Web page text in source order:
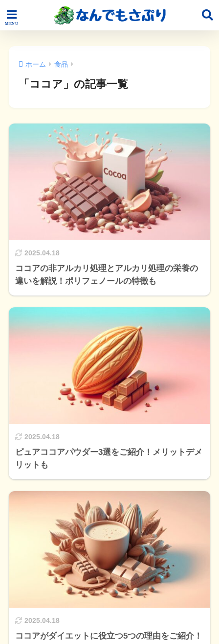
ホーム 食品
「ココア」の記事一覧
2025.04.18
ココアの非アルカリ処理とアルカリ処理の栄養の
違いを解説！ポリフェノールの特徴も
2025.04.18
ピュアココアパウダー3選をご紹介！メリットデメ
リットも
2025.04.18
ココアがダイエットに役立つ5つの理由をご紹介！